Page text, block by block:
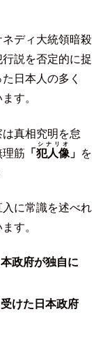
ディ大統領暗殺
説を否定的に捉
日本人の多く
す。
真相究明を怠
理筋 「 犯人像
シナリオ
」 を
に常識を述べれ
す。
政府が独自に
けた日本政府